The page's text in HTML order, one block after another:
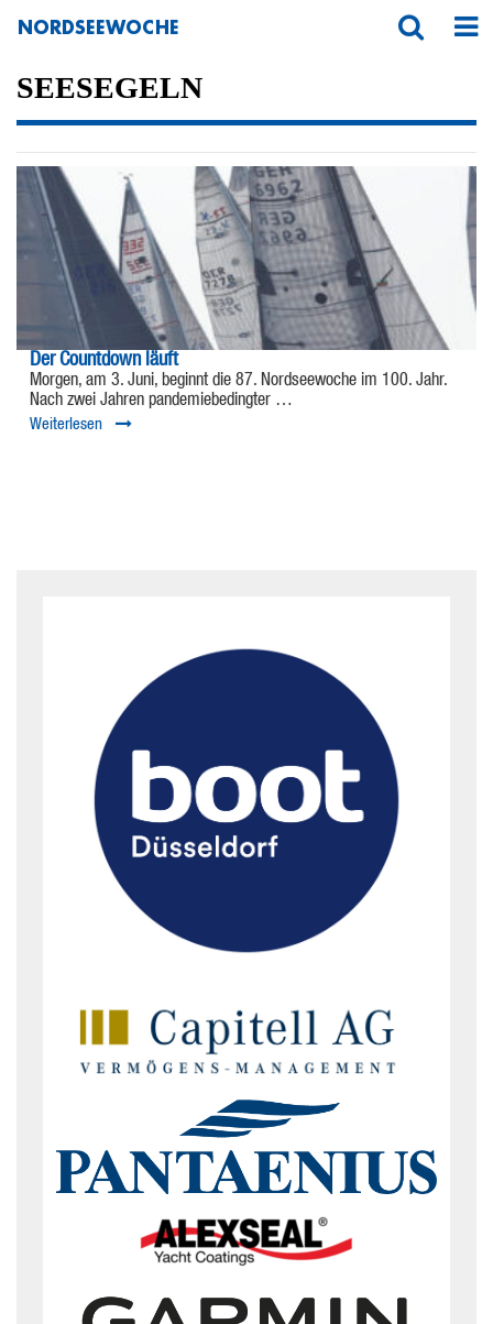
NORDSEEWOCHE
SEESEGELN
Der Countdown läuft
Morgen, am 3. Juni, beginnt die 87. Nordseewoche im 100. Jahr.
Nach zwei Jahren pandemiebedingter …
Weiterlesen